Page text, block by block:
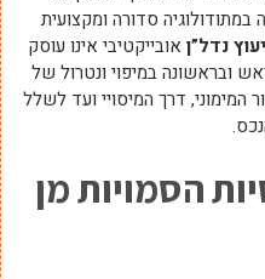
סדורה ומקצועית
נדל”ן אובייקטיבי אינו עוסק
ובראשונה במיפוי ונטרול של
המימוני, דרך המיסויי ועד לשלל
הסמויות מן